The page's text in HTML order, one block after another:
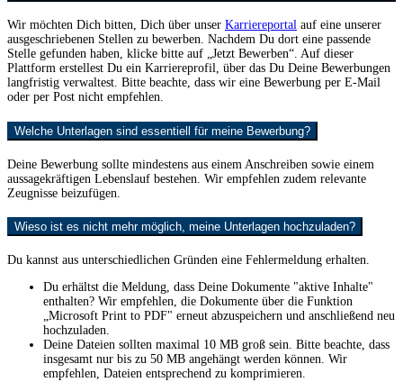
Wir möchten Dich bitten, Dich über unser Karriereportal auf eine unserer
ausgeschriebenen Stellen zu bewerben. Nachdem Du dort eine passende
Stelle gefunden haben, klicke bitte auf „Jetzt Bewerben“. Auf dieser
Plattform erstellest Du ein Karriereprofil, über das Du Deine Bewerbungen
langfristig verwaltest. Bitte beachte, dass wir eine Bewerbung per E-Mail
oder per Post nicht empfehlen.
Welche Unterlagen sind essentiell für meine Bewerbung?
Deine Bewerbung sollte mindestens aus einem Anschreiben sowie einem
aussagekräftigen Lebenslauf bestehen. Wir empfehlen zudem relevante
Zeugnisse beizufügen.
Wieso ist es nicht mehr möglich, meine Unterlagen hochzuladen?
Du kannst aus unterschiedlichen Gründen eine Fehlermeldung erhalten.
Du erhältst die Meldung, dass Deine Dokumente "aktive Inhalte"
enthalten? Wir empfehlen, die Dokumente über die Funktion
„Microsoft Print to PDF" erneut abzuspeichern und anschließend neu
hochzuladen.
Deine Dateien sollten maximal 10 MB groß sein. Bitte beachte, dass
insgesamt nur bis zu 50 MB angehängt werden können. Wir
empfehlen, Dateien entsprechend zu komprimieren.